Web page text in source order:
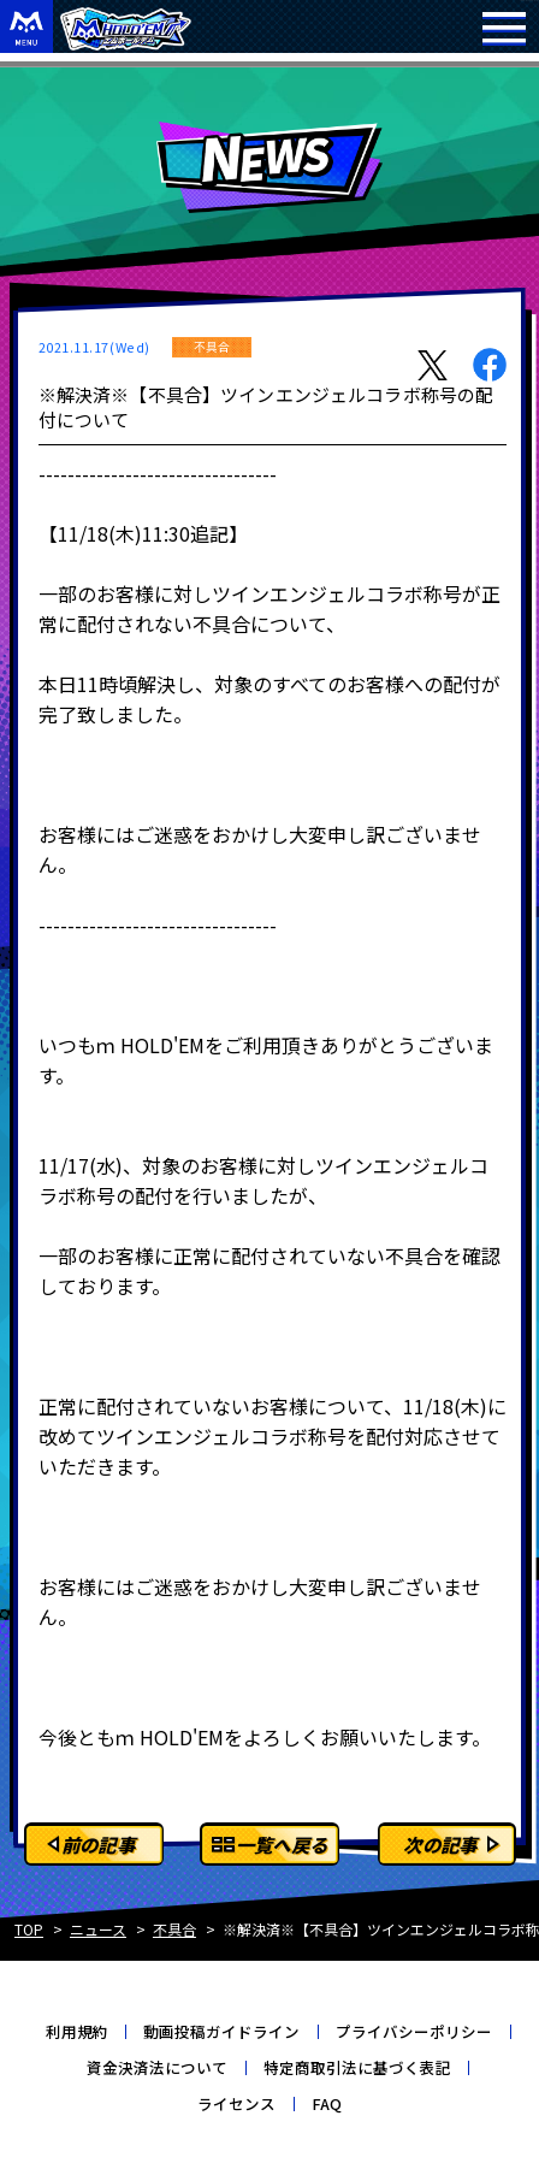
2021.11.17(Wed) 不具合
※解決済※【不具合】ツインエンジェルコラボ称号の配
付について
---------------------------------
【11/18(木)11:30追記】
一部のお客様に対しツインエンジェルコラボ称号が正
常に配付されない不具合について、
本日11時頃解決し、対象のすべてのお客様への配付が
完了致しました。
お客様にはご迷惑をおかけし大変申し訳ございませ
ん。
---------------------------------
いつもｍ HOLD'EMをご利用頂きありがとうございま
す。
11/17(水)、対象のお客様に対しツインエンジェルコ
ラボ称号の配付を行いましたが、
一部のお客様に正常に配付されていない不具合を確認
しております。
正常に配付されていないお客様について、11/18(木)に
改めてツインエンジェルコラボ称号を配付対応させて
いただきます。
お客様にはご迷惑をおかけし大変申し訳ございませ
ん。
今後ともｍ HOLD'EMをよろしくお願いいたします。
前の記事 一覧へ戻る 次の記事
TOP ニュース 不具合 ※解決済※【不具合】ツインエンジェルコラボ
利用規約 動画投稿ガイドライン
プライバシーポリシー
資金決済法について
特定商取引法に基づく表記
ライセンス
FAQ